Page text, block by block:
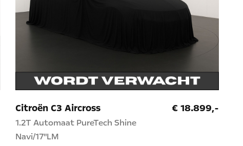
Citroën C3 Aircross
1.2T Automaat PureTech Shine
Navi/17"LM
€ 18.899,-